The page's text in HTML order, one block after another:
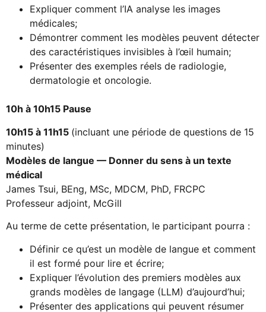
Expliquer comment l’IA analyse les images
médicales;
Démontrer comment les modèles peuvent détecter
des caractéristiques invisibles à l’œil humain;
Présenter des exemples réels de radiologie,
dermatologie et oncologie.
10h à 10h15 Pause
10h15 à 11h15 (incluant une période de questions de 15
minutes)
Modèles de langue — Donner du sens à un texte
médical
James Tsui, BEng, MSc, MDCM, PhD, FRCPC
Professeur adjoint, McGill
Au terme de cette présentation, le participant pourra :
Définir ce qu’est un modèle de langue et comment
il est formé pour lire et écrire;
Expliquer l’évolution des premiers modèles aux
grands modèles de langage (LLM) d’aujourd’hui;
Présenter des applications qui peuvent résumer